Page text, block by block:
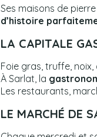
Ses maisons de
d’histoire
LA CAPITALE
Foie gras, truffe,
À Sarlat, la
Les restaurants,
LE MARCHÉ DE